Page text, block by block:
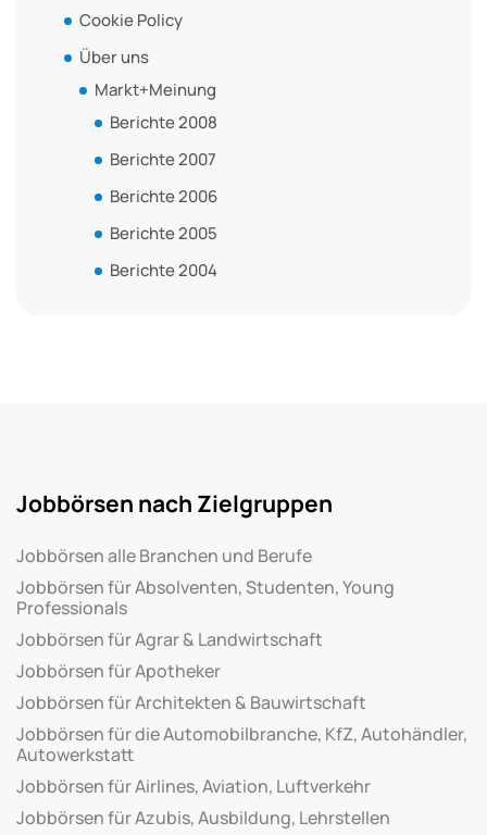
Cookie Policy
Über uns
Markt+Meinung
Berichte 2008
Berichte 2007
Berichte 2006
Berichte 2005
Berichte 2004
Jobbörsen nach Zielgruppen
Jobbörsen alle Branchen und Berufe
Jobbörsen für Absolventen, Studenten, Young
Professionals
Jobbörsen für Agrar & Landwirtschaft
Jobbörsen für Apotheker
Jobbörsen für Architekten & Bauwirtschaft
Jobbörsen für die Automobilbranche, KfZ, Autohändler,
Autowerkstatt
Jobbörsen für Airlines, Aviation, Luftverkehr
Jobbörsen für Azubis, Ausbildung, Lehrstellen